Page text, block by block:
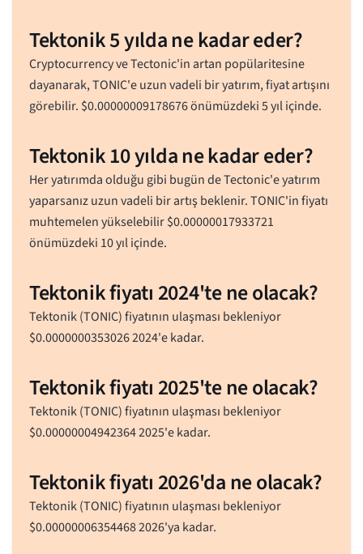
Tektonik 5 yılda ne kadar eder?
Cryptocurrency ve Tectonic'in artan popülaritesine
dayanarak, TONIC'e uzun vadeli bir yatırım, fiyat artışını
görebilir. $0.00000009178676önümüzdeki 5 yıl içinde.
Tektonik 10 yılda ne kadar eder?
Her yatırımda olduğu gibi bugün de Tectonic'e yatırım
yaparsanız uzun vadeli bir artış beklenir. TONIC'in fiyatı
muhtemelen yükselebilir$0.00000017933721
önümüzdeki 10 yıl içinde.
Tektonik fiyatı 2024'te ne olacak?
Tektonik (TONIC) fiyatının ulaşması bekleniyor
$0.00000003530262024'e kadar.
Tektonik fiyatı 2025'te ne olacak?
Tektonik (TONIC) fiyatının ulaşması bekleniyor
$0.000000049423642025'e kadar.
Tektonik fiyatı 2026'da ne olacak?
Tektonik (TONIC) fiyatının ulaşması bekleniyor
$0.000000063544682026'ya kadar.